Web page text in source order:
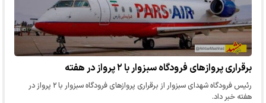
برقراری پروازهای فرودگاه سبزوار با ۲ پرواز در هفته
رئیس فرودگاه شهداى سبزوار از برقراری پروازهای فرودگاه سبزوار با ۲ پرواز در
هفته خبر داد.